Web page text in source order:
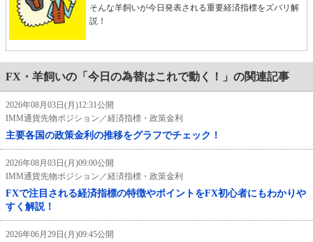
そんな羊飼いが今日発表される重要経済指標をズバリ解
説！
FX・羊飼いの「今日の為替はこれで動く！」の関連記事
2026年08月03日(月)12:31公開
IMM通貨先物ポジション／経済指標・政策金利
主要各国の政策金利の推移をグラフでチェック！
2026年08月03日(月)09:00公開
IMM通貨先物ポジション／経済指標・政策金利
FXで注目される経済指標の特徴やポイントをFX初心者にもわかりや
すく解説！
2026年06月29日(月)09:45公開